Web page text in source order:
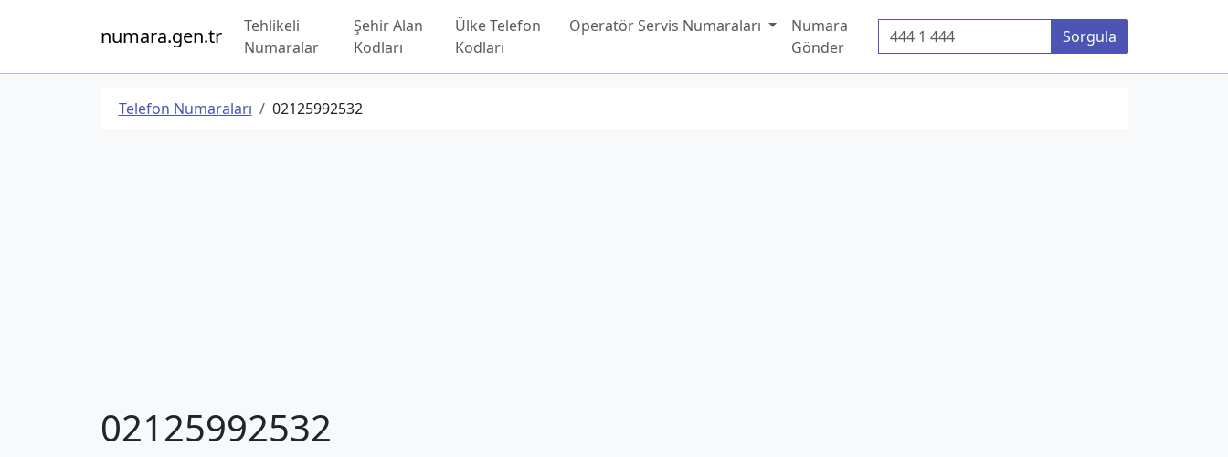
numara.gen.tr
Tehlikeli
Numaralar
Şehir Alan
Kodları
Ülke Telefon
Kodları
Operatör Servis Numaraları
Numara
Gönder
Telefon Numarası Sorgula
Telefon Numaraları 02125992532
02125992532